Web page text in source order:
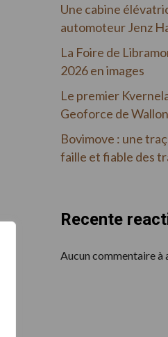
Une cabine
automoteur Jenz
La Foire de
2026 en images
Le premier
Geoforce de
Bovimove : une
faille et fiable des
Recente
Aucun commentaire à